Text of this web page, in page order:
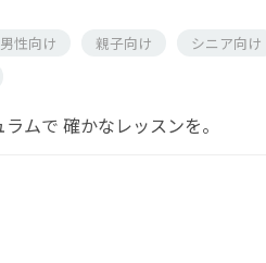
男性向け 親子向け
シニア向け
ムで 確かなレッスンを。